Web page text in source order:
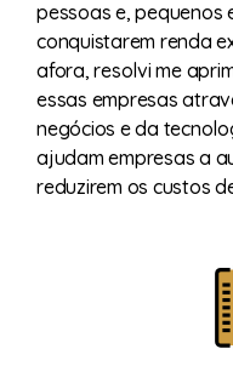
pessoas e, pequenos
conquistarem renda
afora, resolvi me
essas empresas
negócios e da
ajudam empresas a
reduzirem os custos